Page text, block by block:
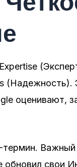
(Надежность).
оценивают,
термин.
свои